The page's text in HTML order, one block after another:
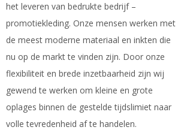
het leveren van bedrukte bedrijf –
promotiekleding. Onze mensen werken met
de meest moderne materiaal en inkten die
nu op de markt te vinden zijn. Door onze
flexibiliteit en brede inzetbaarheid zijn wij
gewend te werken om kleine en grote
oplages binnen de gestelde tijdslimiet naar
volle tevredenheid af te handelen.